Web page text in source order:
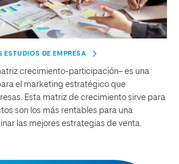
ESTUDIOS DE EMPRESA
crecimiento-participación– es una
el marketing estratégico que
Esta matriz de crecimiento sirve para
son los más rentables para una
las mejores estrategias de venta.